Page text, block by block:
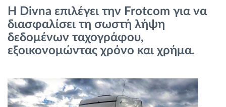
Διαχείριση καυσίμου
Σχεδιασμός και παρακολούθηση διαδρομής
Ανακαλύψτε όλα τα χαρακτηριστικά
Η Divna επιλέγει την Frotcom για να
διασφαλίσει τη σωστή λήψη
δεδομένων ταχογράφου,
εξοικονομώντας χρόνο και χρήμα.